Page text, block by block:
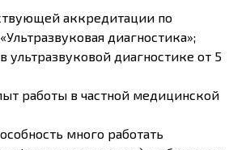
аккредитации по
диагностика»;
ультразвуковой диагностике от 5
работы в частной медицинской
много работать